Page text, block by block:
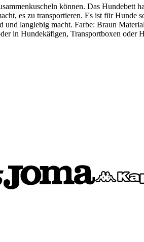
können. Das Hundebett
es zu transportieren. Es ist für Hunde
langlebig macht. Farbe: Braun
in Hundekäfigen, Transportboxen oder